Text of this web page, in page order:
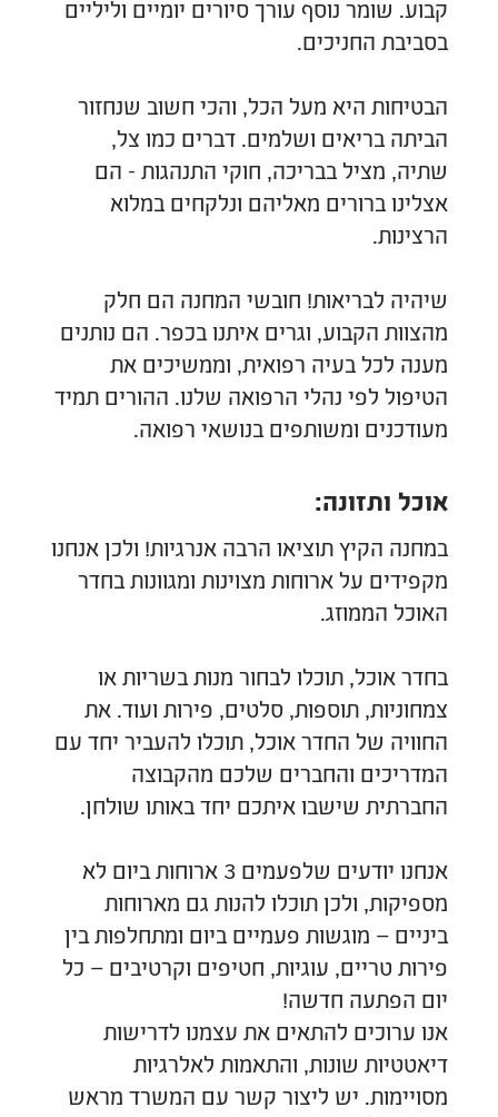
קבוע. שומר נוסף עורך סיורים יומיים וליליים
בסביבת החניכים.
הבטיחות היא מעל הכל, והכי חשוב שנחזור
הביתה בריאים ושלמים. דברים כמו צל,
שתיה, מציל בבריכה, חוקי התנהגות - הם
אצלינו ברורים מאליהם ונלקחים במלוא
הרצינות.
שיהיה לבריאות! חובשי המחנה הם חלק
מהצוות הקבוע, וגרים איתנו בכפר. הם נותנים
מענה לכל בעיה רפואית, וממשיכים את
הטיפול לפי נהלי הרפואה שלנו. ההורים תמיד
מעודכנים ומשותפים בנושאי רפואה.
אוכל ותזונה:
במחנה הקיץ תוציאו הרבה אנרגיות! ולכן אנחנו
מקפידים על ארוחות מצוינות ומגוונות בחדר
האוכל הממוזג.
בחדר אוכל, תוכלו לבחור מנות בשריות או
צמחוניות, תוספות, סלטים, פירות ועוד. את
החוויה של החדר אוכל, תוכלו להעביר יחד עם
המדריכים והחברים שלכם מהקבוצה
החברתית שישבו איתכם יחד באותו שולחן.
אנחנו יודעים שלפעמים 3 ארוחות ביום לא
מספיקות, ולכן תוכלו להנות גם מארוחות
ביניים – מוגשות פעמיים ביום ומתחלפות בין
פירות טריים, עוגיות, חטיפים וקרטיבים – כל
יום הפתעה חדשה!
אנו ערוכים להתאים את עצמנו לדרישות
דיאטטיות שונות, והתאמות לאלרגיות
מסויימות. יש ליצור קשר עם המשרד מראש